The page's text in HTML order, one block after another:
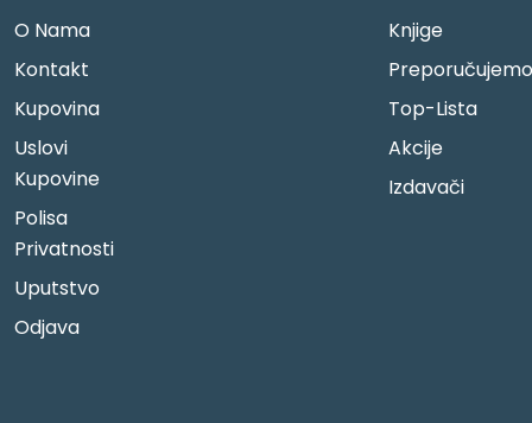
O Nama
Kontakt
Kupovina
Uslovi
Kupovine
Polisa
Privatnosti
Uputstvo
Odjava
Knjige
Preporučujemo
Top-Lista
Akcije
Izdavači